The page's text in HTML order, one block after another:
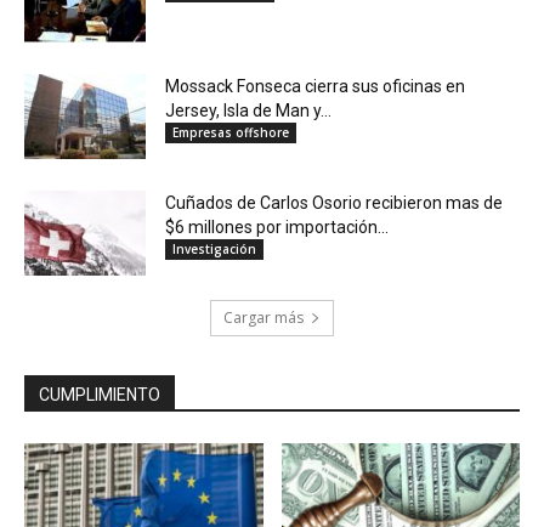
Mossack Fonseca cierra sus oficinas en
Jersey, Isla de Man y...
Empresas offshore
Cuñados de Carlos Osorio recibieron mas de
$6 millones por importación...
Investigación
Cargar más
CUMPLIMIENTO